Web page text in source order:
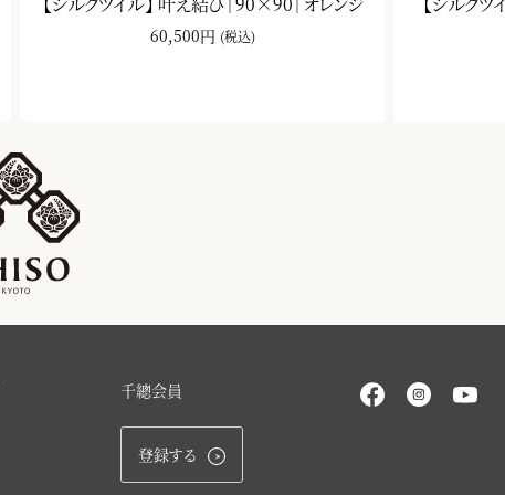
60,500円 (税込)
千總会員
登録する